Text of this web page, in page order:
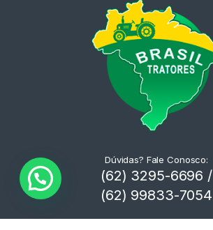
Dúvidas? Fale Conosco:
(62) 3295-6696 /
(62) 99833-7054